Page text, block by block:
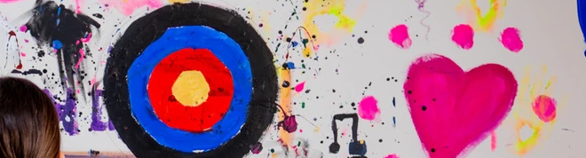
Die Behandlung junger Menschen erfordert
besondere Therapieansätze. In den Oberberg
Fachkliniken wird auf individuelle Bedürfnisse
eingegangen, und es werden Therapiepläne
entwickelt, die speziell auf Kinder, Jugendliche und